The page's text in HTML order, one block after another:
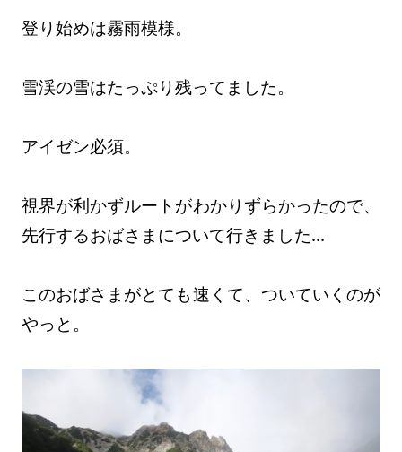
登り始めは霧雨模様。
雪渓の雪はたっぷり残ってました。
アイゼン必須。
視界が利かずルートがわかりずらかったので、
先行するおばさまについて行きました…
このおばさまがとても速くて、ついていくのが
やっと。